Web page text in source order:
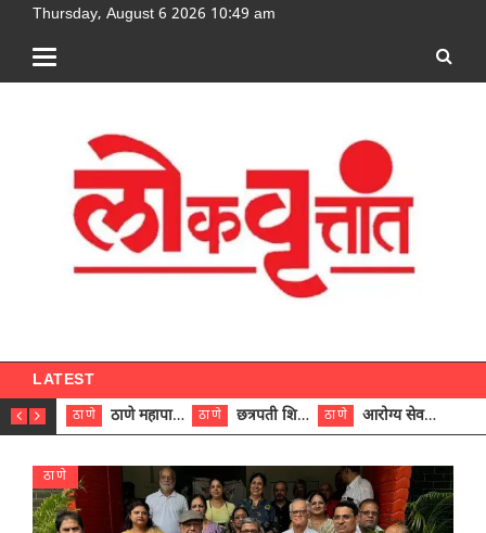
Thursday, August 6 2026 10:49 am
LATEST
ठाणे ठाणे महापालिकेच्या नऊ प्रभाग समित्यांवर अध्यक्ष विराजमान ठाणे छत्रपती शिवाजी महाराज रुग्णालयात दुर्मिळ ट्युमरची यशस्वी शस्त्रक्रिया ठाणे आरोग्य सेवक (पुरुष) पदावरून ११ कर्मचाऱ्यांना आरोग्य सहाय्यक (पुरुष) पदावर पदोन्नती; मुख्य कार्यकारी अधिकारी रणजित यादव यांच्या हस्ते आदेश वितरण
ठाणे